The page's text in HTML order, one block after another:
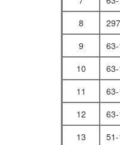
ВОДЯНОЙ
Трансмиссия
8
9
10
11
12
13